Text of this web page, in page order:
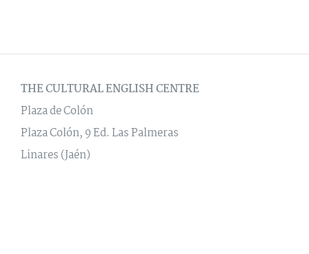
THE CULTURAL ENGLISH CENTRE
Plaza de Colón
Plaza Colón, 9 Ed. Las Palmeras
Linares (Jaén)